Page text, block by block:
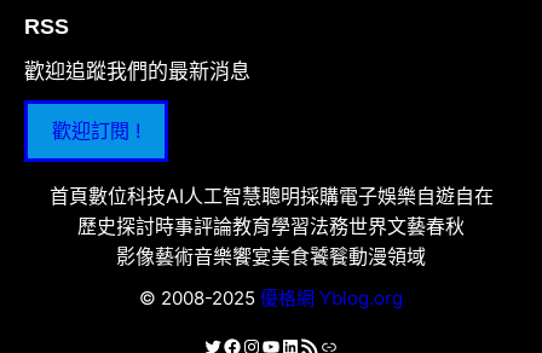
RSS
歡迎追蹤我們的最新消息
歡迎訂閱 !
首頁數位科技AI人工智慧聰明採購電子娛樂自遊自在
歷史探討時事評論教育學習法務世界文藝春秋
影像藝術音樂饗宴美食饕餮動漫領域
© 2008-2025 優格網 Yblog.org
X Facebook
Instagram
YouTube
LinkedIn
RSS 資訊提供連結